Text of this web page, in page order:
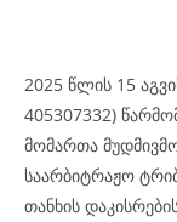
2025 წლის 15
405307332)
მომართა
საარბიტრაჟო
თანხის